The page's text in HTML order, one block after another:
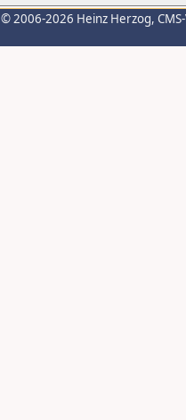
© 2006-2026 Heinz Herzog,